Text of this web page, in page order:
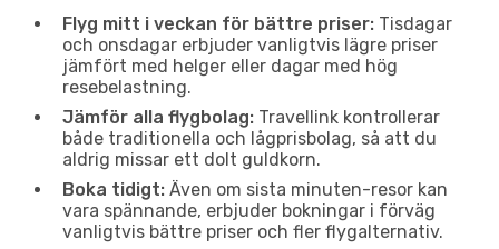
Flyg mitt i veckan för bättre priser: Tisdagar
och onsdagar erbjuder vanligtvis lägre priser
jämfört med helger eller dagar med hög
resebelastning.
Jämför alla flygbolag: Travellink kontrollerar
både traditionella och lågprisbolag, så att du
aldrig missar ett dolt guldkorn.
Boka tidigt: Även om sista minuten-resor kan
vara spännande, erbjuder bokningar i förväg
vanligtvis bättre priser och fler flygalternativ.